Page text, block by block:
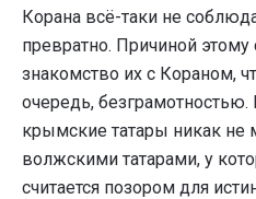
Корана всё-таки не
превратно. Причиной этому
знакомство их с Кораном,
очередь,
крымские татары никак не
волжскими татарами, у
считается позором для